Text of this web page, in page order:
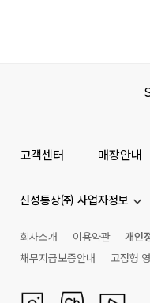
고객센터 매장안내
신성통상㈜ 사업자정보
회사소개 이용약관
개인
채무지급보증안내
고정형